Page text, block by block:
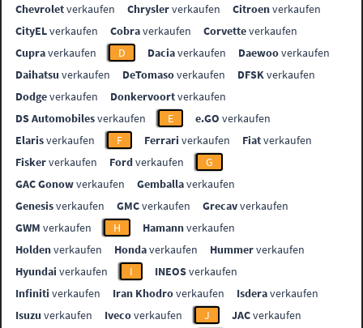
Chevroletverkaufen Chryslerverkaufen Citroenverkaufen
CityELverkaufen Cobraverkaufen Corvetteverkaufen
Cupraverkaufen D Daciaverkaufen Daewooverkaufen
Daihatsu verkaufen DeTomasoverkaufen DFSKverkaufen
Dodgeverkaufen Donkervoortverkaufen
DS Automobilesverkaufen E e.GO verkaufen
Elarisverkaufen F Ferrari verkaufen Fiatverkaufen
Fiskerverkaufen Fordverkaufen
G
GAC Gonowverkaufen Gemballaverkaufen
Genesisverkaufen GMCverkaufen Grecavverkaufen
GWM verkaufen H Hamannverkaufen
Holdenverkaufen Hondaverkaufen Hummerverkaufen
Hyundai verkaufen I INEOSverkaufen
Infiniti verkaufen Iran Khodroverkaufen Isderaverkaufen
Isuzu verkaufen Ivecoverkaufen J JACverkaufen